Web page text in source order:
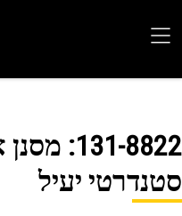
131-: מסנן
יעיל